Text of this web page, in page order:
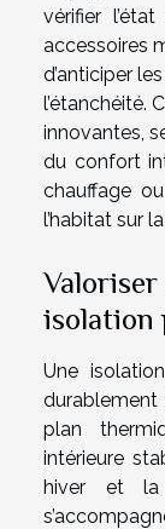
vérifier
accessoires
d’anticiper
l’étanchéité.
innovantes,
du confort
chauffage
l’habitat sur
isolation
Une
durablement
plan
intérieure
hiver et la